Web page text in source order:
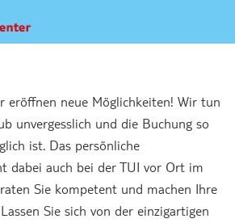
eröffnen neue Möglichkeiten! Wir tun
unvergesslich und die Buchung so
ist. Das persönliche
dabei auch bei der TUI vor Ort im
Sie kompetent und machen Ihre
Sie sich von der einzigartigen